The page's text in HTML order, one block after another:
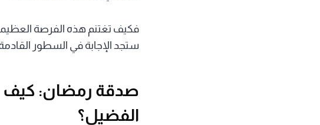
فكيف تغتنم هذه الفرصة
ستجد الإجابة في السطور
صدقة رمضان: كيف
الفضيل؟